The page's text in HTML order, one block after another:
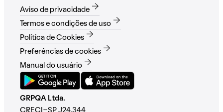
Aviso de privacidade
Termos e condições de uso
Política de Cookies
Preferências de cookies
Manual do usuário
GRPQA Ltda.